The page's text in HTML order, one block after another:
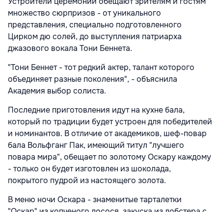
множество сюрпризов - от уникального
представления, специально подготовленного
Цирком дю солей, до выступления патриарха
джазового вокала Тони Беннета.
"Тони Беннет - тот редкий актер, талант которого
объединяет разные поколения", - объяснила
Академия выбор солиста.
Последние приготовления идут на кухне бала,
который по традиции будет устроен для победителей
и номинантов. В отличие от академиков, шеф-повар
бала Вольфганг Пак, имеющий титул "лучшего
повара мира", обещает по золотому Оскару каждому
- только он будет изготовлен из шоколада,
покрытого пудрой из настоящего золота.
В меню ночи Оскара - знаменитые тарталетки